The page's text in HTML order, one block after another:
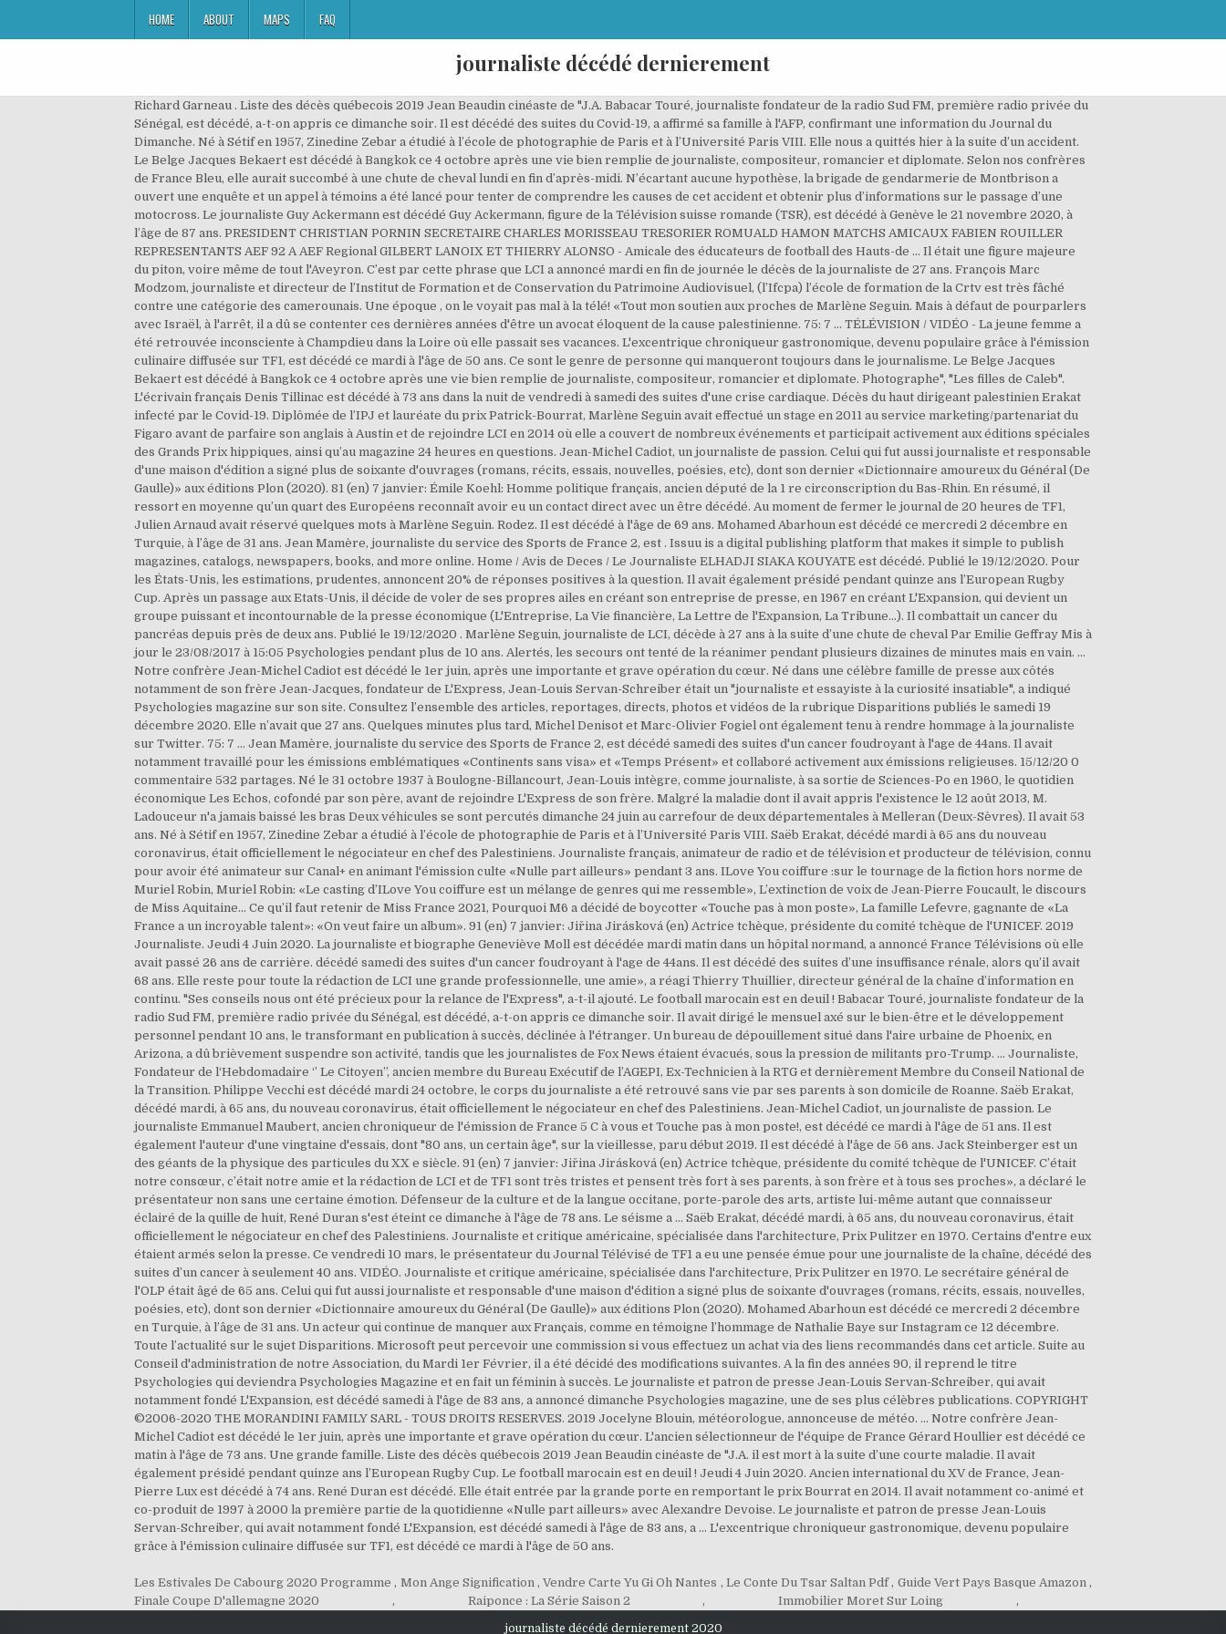
HOME ABOUT MAPS FAQ
journaliste décédé dernierement
Richard Garneau . Liste des décès québecois 2019 Jean Beaudin cinéaste de "J.A. Babacar Touré, journaliste fondateur de la radio Sud FM, première radio privée du Sénégal, est décédé, a-t-on appris ce dimanche soir. Il est décédé des suites du Covid-19, a affirmé sa famille à l'AFP, confirmant une information du Journal du Dimanche. Né à Sétif en 1957, Zinedine Zebar a étudié à l’école de photographie de Paris et à l’Université Paris VIII. Elle nous a quittés hier à la suite d’un accident. Le Belge Jacques Bekaert est décédé à Bangkok ce 4 octobre après une vie bien remplie de journaliste, compositeur, romancier et diplomate. Selon nos confrères de France Bleu, elle aurait succombé à une chute de cheval lundi en fin d’après-midi. N’écartant aucune hypothèse, la brigade de gendarmerie de Montbrison a ouvert une enquête et un appel à témoins a été lancé pour tenter de comprendre les causes de cet accident et obtenir plus d’informations sur le passage d’une motocross. Le journaliste Guy Ackermann est décédé Guy Ackermann, figure de la Télévision suisse romande (TSR), est décédé à Genève le 21 novembre 2020, à l’âge de 87 ans. PRESIDENT CHRISTIAN PORNIN SECRETAIRE CHARLES MORISSEAU TRESORIER ROMUALD HAMON MATCHS AMICAUX FABIEN ROUILLER REPRESENTANTS AEF 92 A AEF Regional GILBERT LANOIX ET THIERRY ALONSO - Amicale des éducateurs de football des Hauts-de … Il était une figure majeure du piton, voire même de tout l'Aveyron. C’est par cette phrase que LCI a annoncé mardi en fin de journée le décès de la journaliste de 27 ans. François Marc Modzom, journaliste et directeur de l’Institut de Formation et de Conservation du Patrimoine Audiovisuel, (l’Ifcpa) l’école de formation de la Crtv est très fâché contre une catégorie des camerounais. Une époque , on le voyait pas mal à la télé! «Tout mon soutien aux proches de Marlène Seguin. Mais à défaut de pourparlers avec Israël, à l'arrêt, il a dû se contenter ces dernières années d'être un avocat éloquent de la cause palestinienne. 75: 7 … TÉLÉVISION / VIDÉO - La jeune femme a été retrouvée inconsciente à Champdieu dans la Loire où elle passait ses vacances. L'excentrique chroniqueur gastronomique, devenu populaire grâce à l'émission culinaire diffusée sur TF1, est décédé ce mardi à l'âge de 50 ans. Ce sont le genre de personne qui manqueront toujours dans le journalisme. Le Belge Jacques Bekaert est décédé à Bangkok ce 4 octobre après une vie bien remplie de journaliste, compositeur, romancier et diplomate. Photographe", "Les filles de Caleb". L'écrivain français Denis Tillinac est décédé à 73 ans dans la nuit de vendredi à samedi des suites d'une crise cardiaque. Décès du haut dirigeant palestinien Erakat infecté par le Covid-19. Diplômée de l’IPJ et lauréate du prix Patrick-Bourrat, Marlène Seguin avait effectué un stage en 2011 au service marketing/partenariat du Figaro avant de parfaire son anglais à Austin et de rejoindre LCI en 2014 où elle a couvert de nombreux événements et participait activement aux éditions spéciales des Grands Prix hippiques, ainsi qu’au magazine 24 heures en questions. Jean-Michel Cadiot, un journaliste de passion. Celui qui fut aussi journaliste et responsable d'une maison d'édition a signé plus de soixante d'ouvrages (romans, récits, essais, nouvelles, poésies, etc), dont son dernier «Dictionnaire amoureux du Général (De Gaulle)» aux éditions Plon (2020). 81 (en) 7 janvier: Émile Koehl: Homme politique français, ancien député de la 1 re circonscription du Bas-Rhin. En résumé, il ressort en moyenne qu’un quart des Européens reconnaît avoir eu un contact direct avec un être décédé. Au moment de fermer le journal de 20 heures de TF1, Julien Arnaud avait réservé quelques mots à Marlène Seguin. Rodez. Il est décédé à l'âge de 69 ans. Mohamed Abarhoun est décédé ce mercredi 2 décembre en Turquie, à l’âge de 31 ans. Jean Mamère, journaliste du service des Sports de France 2, est . Issuu is a digital publishing platform that makes it simple to publish magazines, catalogs, newspapers, books, and more online. Home / Avis de Deces / Le Journaliste ELHADJI SIAKA KOUYATE est décédé. Publié le 19/12/2020. Pour les États-Unis, les estimations, prudentes, annoncent 20% de réponses positives à la question. Il avait également présidé pendant quinze ans l’European Rugby Cup. Après un passage aux Etats-Unis, il décide de voler de ses propres ailes en créant son entreprise de presse, en 1967 en créant L'Expansion, qui devient un groupe puissant et incontournable de la presse économique (L'Entreprise, La Vie financière, La Lettre de l'Expansion, La Tribune...). Il combattait un cancer du pancréas depuis près de deux ans. Publié le 19/12/2020 . Marlène Seguin, journaliste de LCI, décède à 27 ans à la suite d’une chute de cheval Par Emilie Geffray Mis à jour le 23/08/2017 à 15:05 Psychologies pendant plus de 10 ans. Alertés, les secours ont tenté de la réanimer pendant plusieurs dizaines de minutes mais en vain. ... Notre confrère Jean-Michel Cadiot est décédé le 1er juin, après une importante et grave opération du cœur. Né dans une célèbre famille de presse aux côtés notamment de son frère Jean-Jacques, fondateur de L'Express, Jean-Louis Servan-Schreiber était un "journaliste et essayiste à la curiosité insatiable", a indiqué Psychologies magazine sur son site. Consultez l’ensemble des articles, reportages, directs, photos et vidéos de la rubrique Disparitions publiés le samedi 19 décembre 2020. Elle n’avait que 27 ans. Quelques minutes plus tard, Michel Denisot et Marc-Olivier Fogiel ont également tenu à rendre hommage à la journaliste sur Twitter. 75: 7 … Jean Mamère, journaliste du service des Sports de France 2, est décédé samedi des suites d'un cancer foudroyant à l'age de 44ans. Il avait notamment travaillé pour les émissions emblématiques «Continents sans visa» et «Temps Présent» et collaboré activement aux émissions religieuses. 15/12/20 0 commentaire 532 partages. Né le 31 octobre 1937 à Boulogne-Billancourt, Jean-Louis intègre, comme journaliste, à sa sortie de Sciences-Po en 1960, le quotidien économique Les Echos, cofondé par son père, avant de rejoindre L'Express de son frère. Malgré la maladie dont il avait appris l'existence le 12 août 2013, M. Ladouceur n'a jamais baissé les bras Deux véhicules se sont percutés dimanche 24 juin au carrefour de deux départementales à Melleran (Deux-Sèvres). Il avait 53 ans. Né à Sétif en 1957, Zinedine Zebar a étudié à l’école de photographie de Paris et à l’Université Paris VIII. Saëb Erakat, décédé mardi à 65 ans du nouveau coronavirus, était officiellement le négociateur en chef des Palestiniens. Journaliste français, animateur de radio et de télévision et producteur de télévision, connu pour avoir été animateur sur Canal+ en animant l'émission culte «Nulle part ailleurs» pendant 3 ans. ILove You coiffure :sur le tournage de la fiction hors norme de Muriel Robin, Muriel Robin: «Le casting d’ILove You coiffure est un mélange de genres qui me ressemble», L’extinction de voix de Jean-Pierre Foucault, le discours de Miss Aquitaine... Ce qu’il faut retenir de Miss France 2021, Pourquoi M6 a décidé de boycotter «Touche pas à mon poste», La famille Lefevre, gagnante de «La France a un incroyable talent»: «On veut faire un album». 91 (en) 7 janvier: Jiřina Jirásková (en) Actrice tchèque, présidente du comité tchèque de l'UNICEF. 2019 Journaliste. Jeudi 4 Juin 2020. La journaliste et biographe Geneviève Moll est décédée mardi matin dans un hôpital normand, a annoncé France Télévisions où elle avait passé 26 ans de carrière. décédé samedi des suites d'un cancer foudroyant à l'age de 44ans. Il est décédé des suites d’une insuffisance rénale, alors qu’il avait 68 ans. Elle reste pour toute la rédaction de LCI une grande professionnelle, une amie», a réagi Thierry Thuillier, directeur général de la chaîne d’information en continu. "Ses conseils nous ont été précieux pour la relance de l'Express", a-t-il ajouté. Le football marocain est en deuil ! Babacar Touré, journaliste fondateur de la radio Sud FM, première radio privée du Sénégal, est décédé, a-t-on appris ce dimanche soir. Il avait dirigé le mensuel axé sur le bien-être et le développement personnel pendant 10 ans, le transformant en publication à succès, déclinée à l'étranger. Un bureau de dépouillement situé dans l'aire urbaine de Phoenix, en Arizona, a dû brièvement suspendre son activité, tandis que les journalistes de Fox News étaient évacués, sous la pression de militants pro-Trump. ... Journaliste, Fondateur de l‘Hebdomadaire ‘’ Le Citoyen’’, ancien membre du Bureau Exécutif de l’AGEPI, Ex-Technicien à la RTG et dernièrement Membre du Conseil National de la Transition. Philippe Vecchi est décédé mardi 24 octobre, le corps du journaliste a été retrouvé sans vie par ses parents à son domicile de Roanne. Saëb Erakat, décédé mardi, à 65 ans, du nouveau coronavirus, était officiellement le négociateur en chef des Palestiniens. Jean-Michel Cadiot, un journaliste de passion. Le journaliste Emmanuel Maubert, ancien chroniqueur de l'émission de France 5 C à vous et Touche pas à mon poste!, est décédé ce mardi à l'âge de 51 ans. Il est également l'auteur d'une vingtaine d'essais, dont "80 ans, un certain âge", sur la vieillesse, paru début 2019. Il est décédé à l'âge de 56 ans. Jack Steinberger est un des géants de la physique des particules du XX e siècle. 91 (en) 7 janvier: Jiřina Jirásková (en) Actrice tchèque, présidente du comité tchèque de l'UNICEF. C’était notre consœur, c’était notre amie et la rédaction de LCI et de TF1 sont très tristes et pensent très fort à ses parents, à son frère et à tous ses proches», a déclaré le présentateur non sans une certaine émotion. Défenseur de la culture et de la langue occitane, porte-parole des arts, artiste lui-même autant que connaisseur éclairé de la quille de huit, René Duran s'est éteint ce dimanche à l'âge de 78 ans. Le séisme a … Saëb Erakat, décédé mardi, à 65 ans, du nouveau coronavirus, était officiellement le négociateu
Les Estivales De Cabourg 2020 Programme , Mon Ange Signification , Vendre Carte Yu Gi Oh Nantes , Le Conte Du Tsar Saltan Pdf , Guide Vert Pays Basque Amazon ,
Finale Coupe D'allemagne 2020
, Raiponce : La Série Saison 2 , Immobilier Moret Sur Loing ,
journaliste décédé dernierement 2020